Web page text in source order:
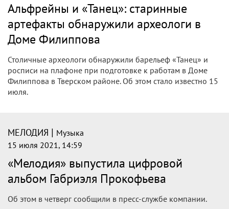
Альфрейны и «Танец»: старинные
артефакты обнаружили археологи в
Доме Филиппова
Столичные археологи обнаружили барельеф «Танец» и
росписи на плафоне при подготовке к работам в Доме
Филиппова в Тверском районе. Об этом стало известно 15
июля.
МЕЛОДИЯ | Музыка
15 июля 2021, 14:59
«Мелодия» выпустила цифровой
альбом Габриэля Прокофьева
Об этом в четверг сообщили в пресс-службе компании.